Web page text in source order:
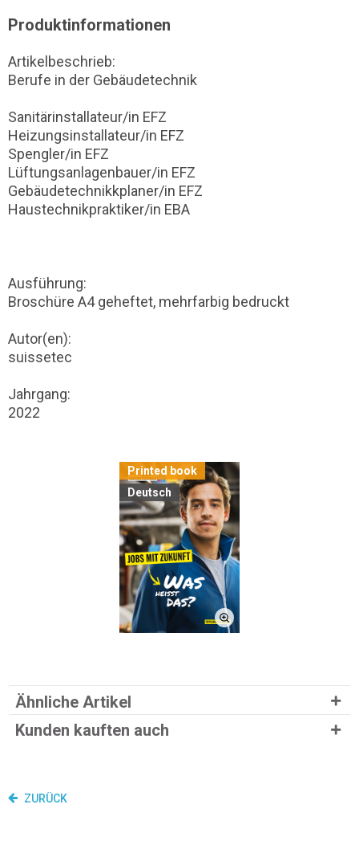
Produktinformationen
Artikelbeschrieb:
Berufe in der Gebäudetechnik
Sanitärinstallateur/in EFZ
Heizungsinstallateur/in EFZ
Spengler/in EFZ
Lüftungsanlagenbauer/in EFZ
Gebäudetechnikkplaner/in EFZ
Haustechnikpraktiker/in EBA
Ausführung:
Broschüre A4 geheftet, mehrfarbig bedruckt
Autor(en):
suissetec
Jahrgang:
2022
Printed book
Deutsch
Ähnliche Artikel
Kunden kauften auch
ZURÜCK